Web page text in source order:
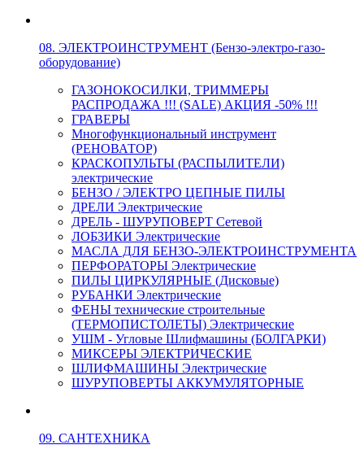
08. ЭЛЕКТРОИНСТРУМЕНТ (Бензо-электро-газо-
оборудование)
ГАЗОНОКОСИЛКИ, ТРИММЕРЫ
РАСПРОДАЖА !!! (SALE) АКЦИЯ -50% !!!
ГРАВЕРЫ
Многофункциональный инструмент
(РЕНОВАТОР)
КРАСКОПУЛЬТЫ (РАСПЫЛИТЕЛИ)
электрические
БЕНЗО / ЭЛЕКТРО ЦЕПНЫЕ ПИЛЫ
ДРЕЛИ Электрические
ДРЕЛЬ - ШУРУПОВЕРТ Сетевой
ЛОБЗИКИ Электрические
МАСЛА ДЛЯ БЕНЗО-ЭЛЕКТРОИНСТРУМЕНТА
ПЕРФОРАТОРЫ Электрические
ПИЛЫ ЦИРКУЛЯРНЫЕ (Дисковые)
РУБАНКИ Электрические
ФЕНЫ технические строительные
(ТЕРМОПИСТОЛЕТЫ) Электрические
УШМ - Угловые Шлифмашины (БОЛГАРКИ)
МИКСЕРЫ ЭЛЕКТРИЧЕСКИЕ
ШЛИФМАШИНЫ Электрические
ШУРУПОВЕРТЫ АККУМУЛЯТОРНЫЕ
09. САНТЕХНИКА